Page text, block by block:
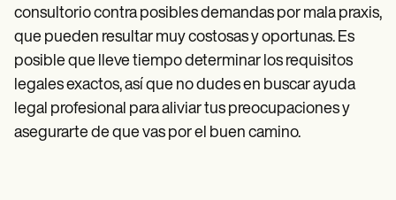
consultorio contra posibles demandas por mala praxis,
que pueden resultar muy costosas y oportunas. Es
posible que lleve tiempo determinar los requisitos
legales exactos, así que no dudes en buscar ayuda
legal profesional para aliviar tus preocupaciones y
asegurarte de que vas por el buen camino.